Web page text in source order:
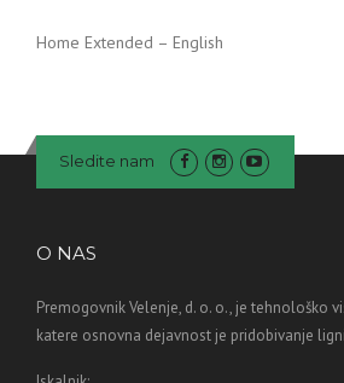
Home Extended – English
Sledite nam
O NAS
Premogovnik Velenje, d. o. o., je tehnološko
katere osnovna dejavnost je pridobivanje